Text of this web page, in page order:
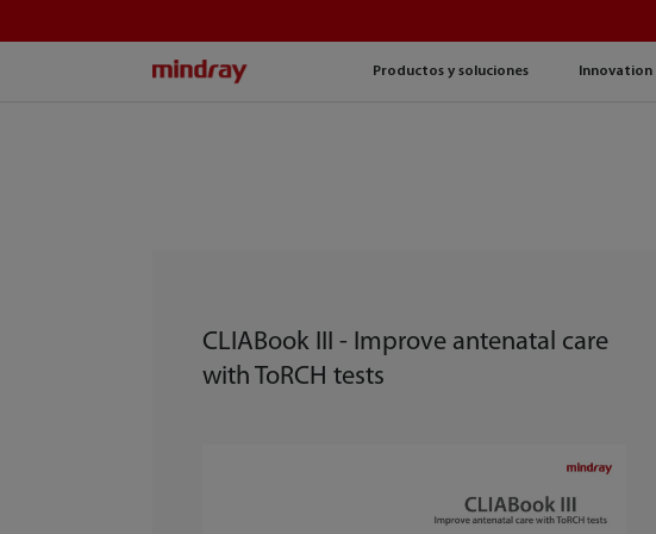
Productos y soluciones Innovation
CLIABook III - Improve antenatal care
with ToRCH tests